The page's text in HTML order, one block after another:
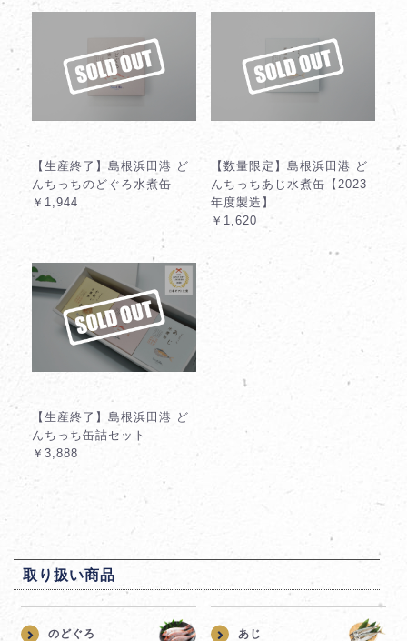
【生産終了】島根浜田港 ど
んちっちのどぐろ水煮缶
￥1,944
【数量限定】島根浜田港 ど
んちっちあじ水煮缶【2023
年度製造】
￥1,620
【生産終了】島根浜田港 ど
んちっち缶詰セット
￥3,888
取り扱い商品
のどぐろ あじ